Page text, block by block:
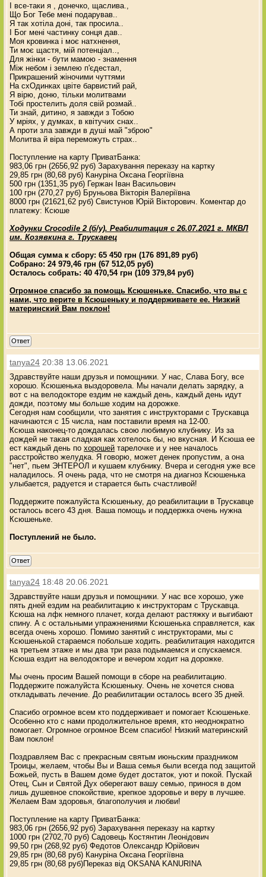
І все-таки я , донечко, щаслива.,
Що Бог Тебе мені подарував..
Я так хотіла доні, так просила..
І Бог мені частинку сонця дав..
Моя кровинка і моє натхнення,
Ти моє щастя, мій потенціал..,
Для жінки - бути мамою - знамення
Між небом і землею п'єдестал,
Прикрашений жіночими чуттями
На схОдинках цвіте барвистий рай,
Я вірю, доню, тільки молитвами
Тобі простелить доля свій розмай..
Ти знай, дитино, я завжди з Тобою
У мріях, у думках, в квітучих снах..
А проти зла завжди в душі май "зброю"
Молитва й віра переможуть страх..
Поступление на карту ПриватБанка:
983,06 грн (2656,92 руб) Зарахування переказу на картку
29,85 грн (80,68 руб) Кануріна Оксана Георгіївна
500 грн (1351,35 руб) Гержан Іван Васильович
100 грн (270,27 руб) Бруньова Вікторія Валеріївна
8000 грн (21621,62 руб) Свистунов Юрій Вікторович. Коментар до
платежу: Ксюше
Ходунки Crocodile 2 (б/у). Реабилитация с 26.07.2021 г. МКВЛ
им. Козявкина г. Трускавец
Общая сумма к сбору: 65 450 грн (176 891,89 руб)
Собрано: 24 979,46 грн (67 512,05 руб)
Осталось собрать: 40 470,54 грн (109 379,84 руб)
Огромное спасибо за помощь Ксюшеньке. Спасибо, что вы с
нами, что верите в Ксюшеньку и поддерживаете ее. Низкий
материнский Вам поклон!
Ответ
tanya24 20:38 13.06.2021
Здравствуйте наши друзья и помощники. У нас, Слава Богу, все
хорошо. Ксюшенька выздоровела. Мы начали делать зарядку, а
вот с на велодокторе ездим не каждый день, каждый день идут
дожди, поэтому мы больше ходим на дорожке.
Сегодня нам сообщили, что занятия с инструкторами с Трускавца
начинаются с 15 числа, нам поставили время на 12-00.
Ксюша наконец-то дождалась свою любимую клубнику. Из за
дождей не такая сладкая как хотелось бы, но вкусная. И Ксюша ее
ест каждый день похорошей тарелочке и у нее началось
расстройство желудка. Я говорю, может денек пропустим, а она
"нет", пьем ЭНТЕРОЛ и кушаем клубнику. Вчера и сегодня уже все
наладилось. Я очень рада, что не смотря на диагноз Ксюшенька
улыбается, радуется и старается быть счастливой!
Поддержите пожалуйста Ксюшеньку, до реабилитации в Трускавце
осталось всего 43 дня. Ваша помощь и поддержка очень нужна
Ксюшеньке.
Поступлений не было.
Ответ
tanya24 18:48 20.06.2021
Здравствуйте наши друзья и помощники. У нас все хорошо, уже
пять дней ездим на реабилитацию к инструкторам с Трускавца.
Ксюша на лфк немного плачет, когда делают растяжку и выгибают
спину. А с остальными упражнениями Ксюшенька справляется, как
всегда очень хорошо. Помимо занятий с инструкторами, мы с
Ксюшенькой стараемся побольше ходить. реабилитация находится
на третьем этаже и мы два три раза подымаемся и спускаемся.
Ксюша ездит на велодокторе и вечером ходит на дорожке.
Мы очень просим Вашей помощи в сборе на реабилитацию.
Поддержите пожалуйста Ксюшеньку. Очень не хочется снова
откладывать лечение. До реабилитации осталось всего 35 дней.
Спасибо огромное всем кто поддерживает и помогает Ксюшеньке.
Особенно кто с нами продолжительное время, кто неоднократно
помогает. Огромное огромное Всем спасибо! Низкий материнский
Вам поклон!
Поздравляем Вас с прекрасным святым июньским праздником
Троицы, желаем, чтобы Вы и Ваша семья были всегда под защитой
Божьей, пусть в Вашем доме будет достаток, уют и покой. Пускай
Отец, Сын и Святой Дух оберегают вашу семью, принося в дом
лишь душевное спокойствие, крепкое здоровье и веру в лучшее.
Желаем Вам здоровья, благополучия и любви!
Поступление на карту ПриватБанка:
983,06 грн (2656,92 руб) Зарахування переказу на картку
1000 грн (2702,70 руб) Садовець Костянтин Леонідович
99,50 грн (268,92 руб) Федотов Олександр Юрійович
29,85 грн (80,68 руб) Кануріна Оксана Георгіївна
29,85 грн (80,68 руб)Переказ від OKSANA KANURINA